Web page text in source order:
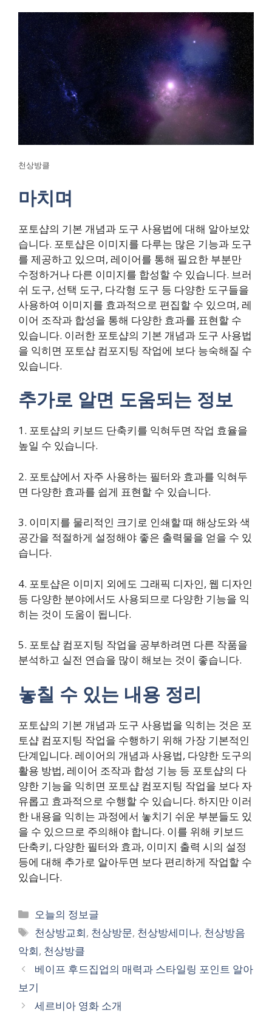
천상방클
마치며
포토샵의 기본 개념과 도구 사용법에 대해 알아보았
습니다. 포토샵은 이미지를 다루는 많은 기능과 도구
를 제공하고 있으며, 레이어를 통해 필요한 부분만
수정하거나 다른 이미지를 합성할 수 있습니다. 브러
쉬 도구, 선택 도구, 다각형 도구 등 다양한 도구들을
사용하여 이미지를 효과적으로 편집할 수 있으며, 레
이어 조작과 합성을 통해 다양한 효과를 표현할 수
있습니다. 이러한 포토샵의 기본 개념과 도구 사용법
을 익히면 포토샵 컴포지팅 작업에 보다 능숙해질 수
있습니다.
추가로 알면 도움되는 정보
1. 포토샵의 키보드 단축키를 익혀두면 작업 효율을
높일 수 있습니다.
2. 포토샵에서 자주 사용하는 필터와 효과를 익혀두
면 다양한 효과를 쉽게 표현할 수 있습니다.
3. 이미지를 물리적인 크기로 인쇄할 때 해상도와 색
공간을 적절하게 설정해야 좋은 출력물을 얻을 수 있
습니다.
4. 포토샵은 이미지 외에도 그래픽 디자인, 웹 디자인
등 다양한 분야에서도 사용되므로 다양한 기능을 익
히는 것이 도움이 됩니다.
5. 포토샵 컴포지팅 작업을 공부하려면 다른 작품을
분석하고 실전 연습을 많이 해보는 것이 좋습니다.
놓칠 수 있는 내용 정리
포토샵의 기본 개념과 도구 사용법을 익히는 것은 포
토샵 컴포지팅 작업을 수행하기 위해 가장 기본적인
단계입니다. 레이어의 개념과 사용법, 다양한 도구의
활용 방법, 레이어 조작과 합성 기능 등 포토샵의 다
양한 기능을 익히면 포토샵 컴포지팅 작업을 보다 자
유롭고 효과적으로 수행할 수 있습니다. 하지만 이러
한 내용을 익히는 과정에서 놓치기 쉬운 부분들도 있
을 수 있으므로 주의해야 합니다. 이를 위해 키보드
단축키, 다양한 필터와 효과, 이미지 출력 시의 설정
등에 대해 추가로 알아두면 보다 편리하게 작업할 수
있습니다.
카
테
리
오늘의 정보글
태
그
천상방교회, 천상방문, 천상방세미나, 천상방음
악회, 천상방클
베이프 후드집업의 매력과 스타일링 포인트 알아
보기
세르비아 영화 소개